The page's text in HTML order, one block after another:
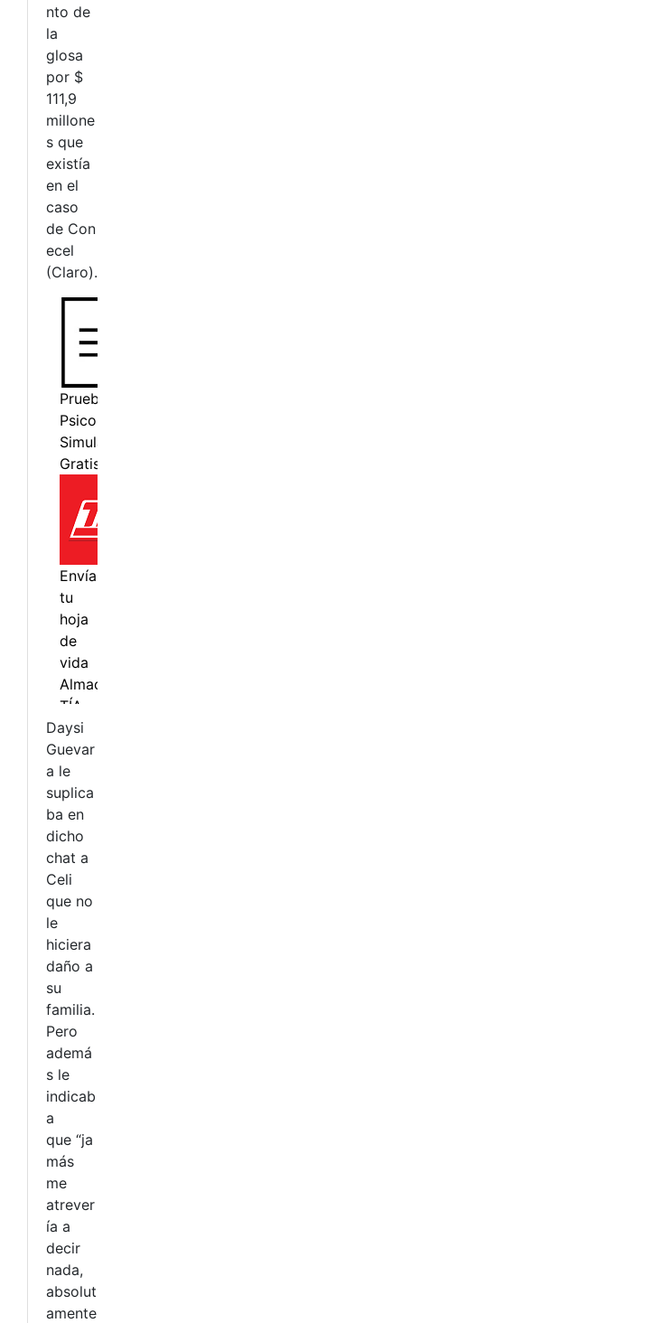
nto de
la
glosa
por $
111,9
millone
s que
existía
en el
caso
de Con
ecel
(Claro).
Daysi
Guevar
a le
suplica
ba en
dicho
chat a
Celi
que no
le
hiciera
daño a
su
familia.
Pero
ademá
s le
indicab
a
que “ja
más
me
atrever
ía a
decir
nada,
absolut
amente